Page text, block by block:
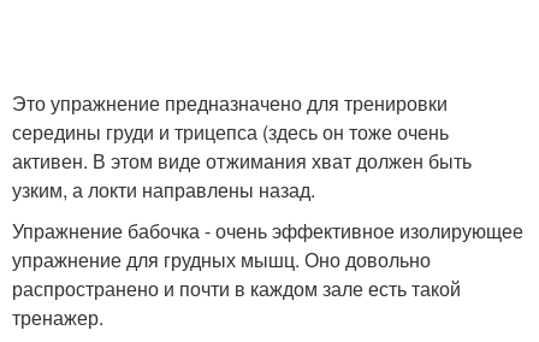
Это упражнение предназначено для тренировки
середины груди и трицепса (здесь он тоже очень
активен. В этом виде отжимания хват должен быть
узким, а локти направлены назад.
Упражнение бабочка - очень эффективное изолирующее
упражнение для грудных мышц. Оно довольно
распространено и почти в каждом зале есть такой
тренажер.